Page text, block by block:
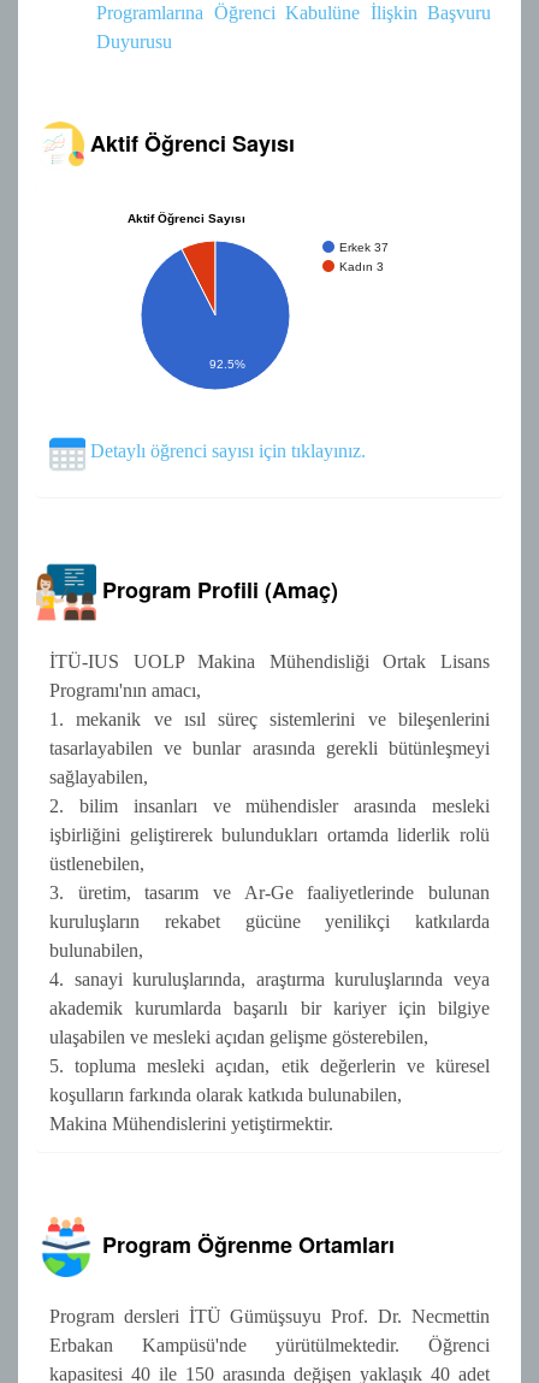
Programlarına Öğrenci Kabulüne İlişkin Başvuru
Duyurusu
Aktif Öğrenci Sayısı
Aktif Öğrenci Sayısı
Erkek 37
Kadın 3
92.5%
Detaylı öğrenci sayısı için tıklayınız.
Program Profili (Amaç)
İTÜ-IUS UOLP Makina Mühendisliği Ortak Lisans
Programı'nın amacı,
1. mekanik ve ısıl süreç sistemlerini ve bileşenlerini
tasarlayabilen ve bunlar arasında gerekli bütünleşmeyi
sağlayabilen,
2. bilim insanları ve mühendisler arasında mesleki
işbirliğini geliştirerek bulundukları ortamda liderlik rolü
üstlenebilen,
3. üretim, tasarım ve Ar-Ge faaliyetlerinde bulunan
kuruluşların rekabet gücüne yenilikçi katkılarda
bulunabilen,
4. sanayi kuruluşlarında, araştırma kuruluşlarında veya
akademik kurumlarda başarılı bir kariyer için bilgiye
ulaşabilen ve mesleki açıdan gelişme gösterebilen,
5. topluma mesleki açıdan, etik değerlerin ve küresel
koşulların farkında olarak katkıda bulunabilen,
Makina Mühendislerini yetiştirmektir.
Program Öğrenme Ortamları
Program dersleri İTÜ Gümüşsuyu Prof. Dr. Necmettin
Erbakan Kampüsü'nde yürütülmektedir. Öğrenci
kapasitesi 40 ile 150 arasında değişen yaklaşık 40 adet